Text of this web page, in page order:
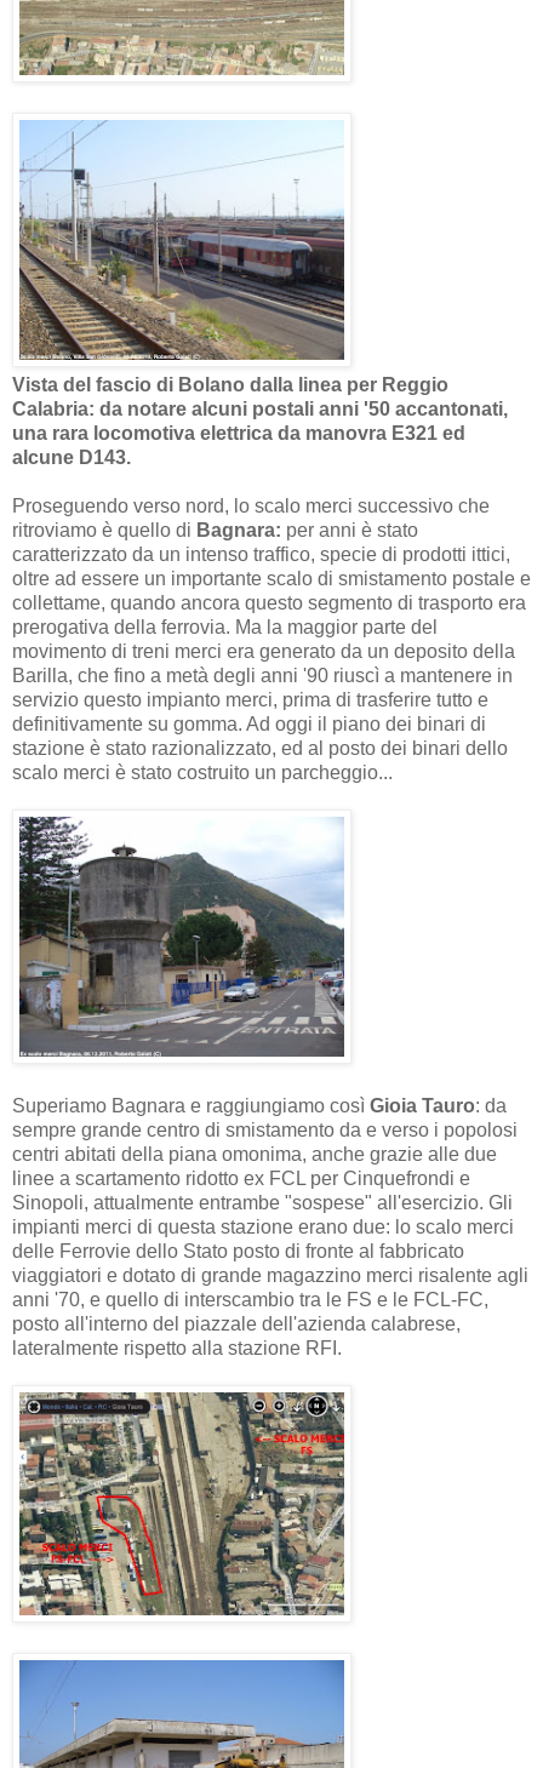
Vista del fascio di Bolano dalla linea per Reggio
Calabria: da notare alcuni postali anni '50 accantonati,
una rara locomotiva elettrica da manovra E321 ed
alcune D143.
Proseguendo verso nord, lo scalo merci successivo che
ritroviamo è quello di Bagnara: per anni è stato
caratterizzato da un intenso traffico, specie di prodotti ittici,
oltre ad essere un importante scalo di smistamento postale e
collettame, quando ancora questo segmento di trasporto era
prerogativa della ferrovia. Ma la maggior parte del
movimento di treni merci era generato da un deposito della
Barilla, che fino a metà degli anni '90 riuscì a mantenere in
servizio questo impianto merci, prima di trasferire tutto e
definitivamente su gomma. Ad oggi il piano dei binari di
stazione è stato razionalizzato, ed al posto dei binari dello
scalo merci è stato costruito un parcheggio...
Superiamo Bagnara e raggiungiamo così Gioia Tauro: da
sempre grande centro di smistamento da e verso i popolosi
centri abitati della piana omonima, anche grazie alle due
linee a scartamento ridotto ex FCL per Cinquefrondi e
Sinopoli, attualmente entrambe "sospese" all'esercizio. Gli
impianti merci di questa stazione erano due: lo scalo merci
delle Ferrovie dello Stato posto di fronte al fabbricato
viaggiatori e dotato di grande magazzino merci risalente agli
anni '70, e quello di interscambio tra le FS e le FCL-FC,
posto all'interno del piazzale dell'azienda calabrese,
lateralmente rispetto alla stazione RFI.